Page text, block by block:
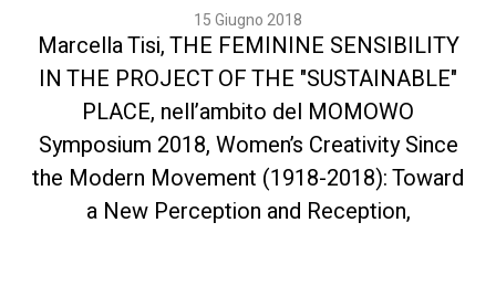
15 Giugno 2018
Marcella Tisi, THE FEMININE SENSIBILITY
IN THE PROJECT OF THE "SUSTAINABLE"
PLACE, nell’ambito del MOMOWO
Symposium 2018, Women’s Creativity Since
the Modern Movement (1918-2018): Toward
a New Perception and Reception,